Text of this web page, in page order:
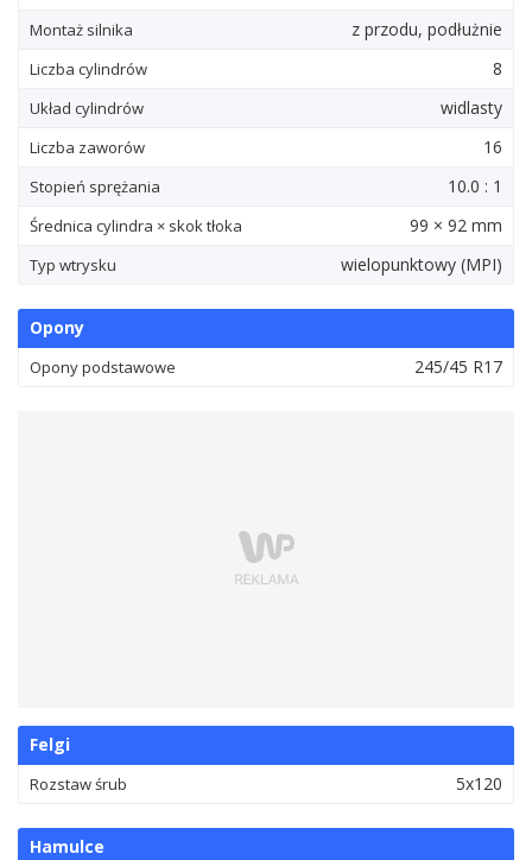
Montaż silnika z przodu, podłużnie
Liczba cylindrów 8
Układ cylindrów widlasty
Liczba zaworów 16
Stopień sprężania 10.0 : 1
Średnica cylindra × skok tłoka 99 × 92 mm
Typ wtrysku wielopunktowy (MPI)
Opony
Opony podstawowe 245/45 R17
Felgi
Rozstaw śrub 5x120
Hamulce